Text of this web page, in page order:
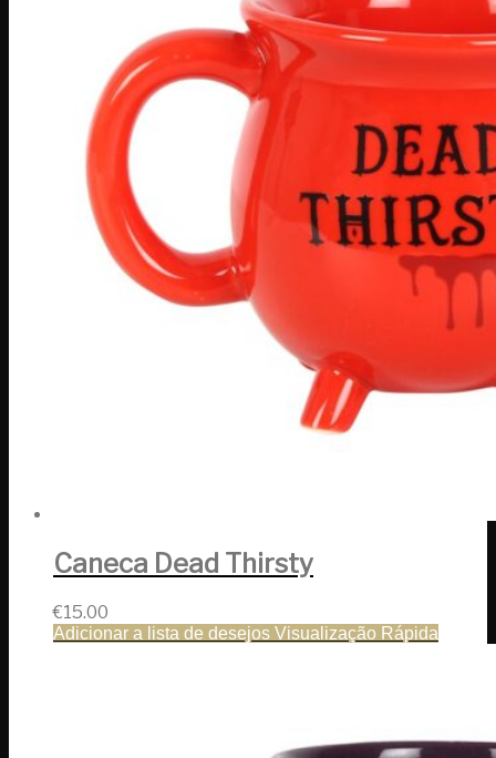
Caneca Dead Thirsty
€15.00
Adicionar a lista de desejos Visualização Rápida